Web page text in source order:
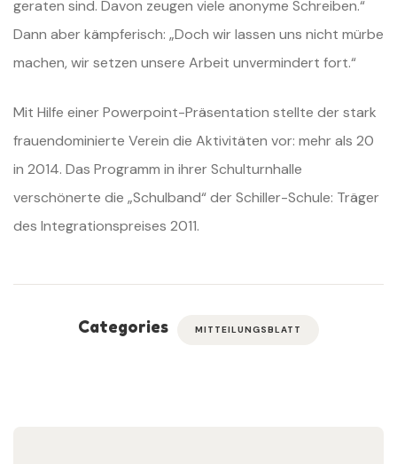
geraten sind. Davon zeugen viele anonyme Schreiben.“
Dann aber kämpferisch: „Doch wir lassen uns nicht mürbe
machen, wir setzen unsere Arbeit unvermindert fort.“
Mit Hilfe einer Powerpoint-Präsentation stellte der stark
frauendominierte Verein die Aktivitäten vor: mehr als 20
in 2014. Das Programm in ihrer Schulturnhalle
verschönerte die „Schulband“ der Schiller-Schule: Träger
des Integrationspreises 2011.
Categories MITTEILUNGSBLATT